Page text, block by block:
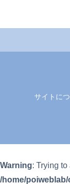
サイトに
Warning: Trying
/home/